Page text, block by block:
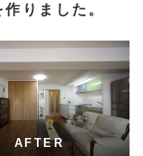
りました。
AFTER